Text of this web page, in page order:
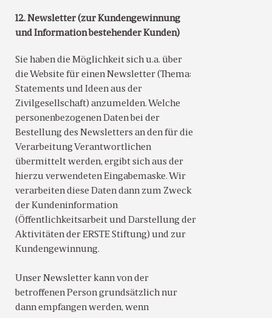
12. Newsletter (zur Kundengewinnung
und Information bestehender Kunden)
Sie haben die Möglichkeit sich u.a. über
die Website für einen Newsletter (Thema:
Statements und Ideen aus der
Zivilgesellschaft) anzumelden. Welche
personenbezogenen Daten bei der
Bestellung des Newsletters an den für die
Verarbeitung Verantwortlichen
übermittelt werden, ergibt sich aus der
hierzu verwendeten Eingabemaske. Wir
verarbeiten diese Daten dann zum Zweck
der Kundeninformation
(Öffentlichkeitsarbeit und Darstellung der
Aktivitäten der ERSTE Stiftung) und zur
Kundengewinnung.
Unser Newsletter kann von der
betroffenen Person grundsätzlich nur
dann empfangen werden, wenn